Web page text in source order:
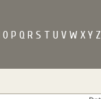
O P Q R S T U V W X Y Z